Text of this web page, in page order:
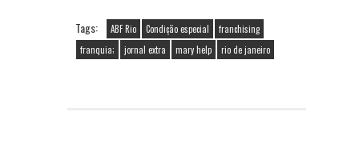
o
o
er l A
p
Tags: ABF Rio Condição especial
franchising
franquia;
jornal extra mary help rio de janeiro